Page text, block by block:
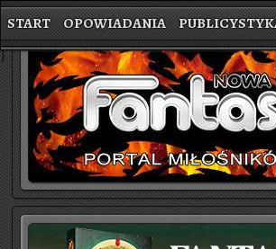
START OPOWIADANIA
}